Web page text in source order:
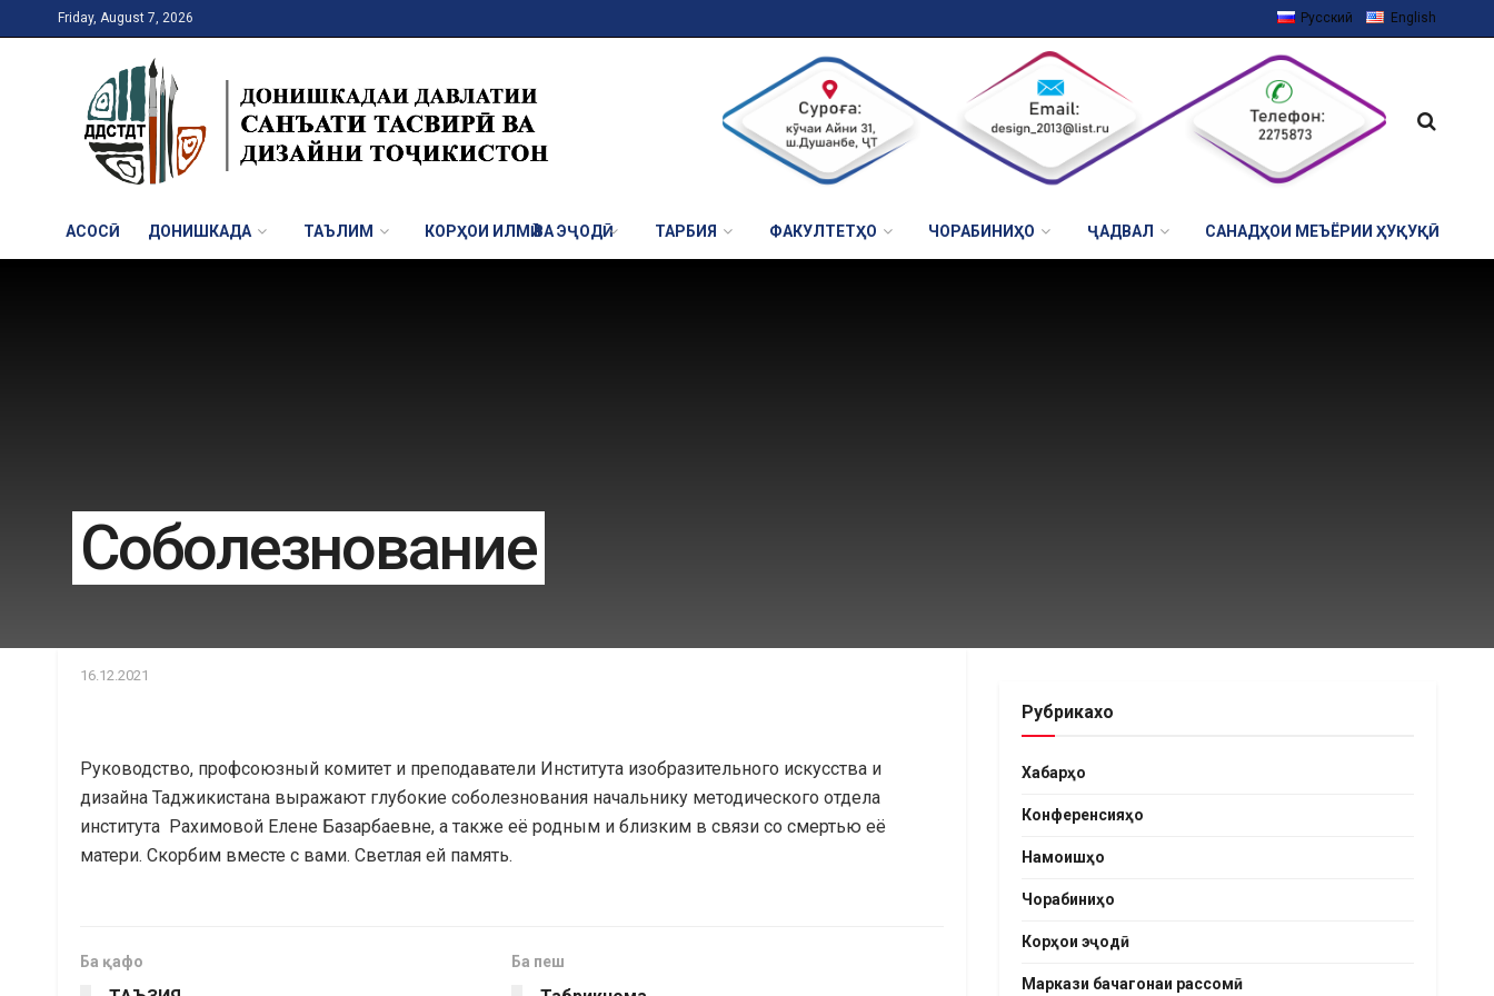
Friday, August 7, 2026 Русский English
АСОСӢ ДОНИШКАДА ТАЪЛИМ КОРҲОИ ИЛМӢ ВА ЭҶОДӢ ТАРБИЯ ФАКУЛТЕТҲО ЧОРАБИНИҲО ҶАДВАЛ САНАДҲОИ МЕЪЁРИИ ҲУҚУҚӢ
Соболезнование
16.12.2021
Руководство, профсоюзный комитет и преподаватели Института изобразительного искусства и
дизайна Таджикистана выражают глубокие соболезнования начальнику методического отдела
института Рахимовой Елене Базарбаевне, а также её родным и близким в связи со смертью её
матери. Скорбим вместе с вами. Светлая ей память.
Ба қафо Ба пеш
Рубрикахо
Хабарҳо
Конференсияҳо
Намоишҳо
Чорабиниҳо
Корҳои эҷодӣ
Маркази бачагонаи рассомӣ